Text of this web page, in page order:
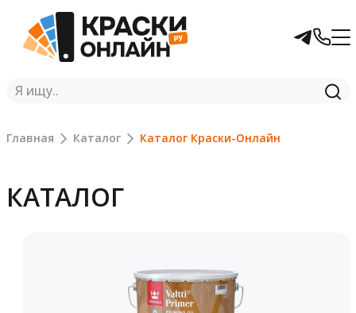
Главная Каталог Каталог Краски-Онлайн
КАТАЛОГ